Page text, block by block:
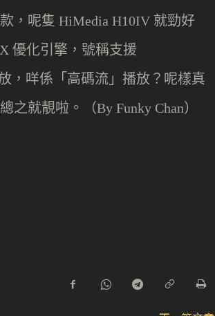
， 呢隻 HiMedia H10IV 就勁好
優化引擎，號稱支援
，咩係 「高碼流 」 播放？呢樣真
之就靚啦。
（By Funky Chan）